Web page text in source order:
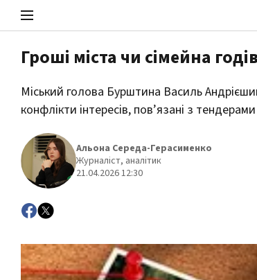
Стоп Політичній Корупції
Політика
Гроші міста чи сімейна
Міський голова Бурштина Василь
конфлікти інтересів, пов’язані з
Альона Середа-Герасименко
Журналіст, аналітик
21.04.2026 12:30